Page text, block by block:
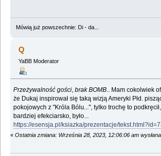
Mówią już powszechnie: Di - da...
Q
YaBB Moderator
Przeżywalność gości ,brak BOMB .. Mam cokolwiek
że Dukaj inspirował się taką wizją Ameryki Płd.
pokojowych z "Króla Bólu...", tylko trochę to
bardziej efekciarsko, było...
https://esensja.pl/ksiazka/prezentacje/
« Ostatnia zmiana: Września 28, 2023, 12:06:06 am